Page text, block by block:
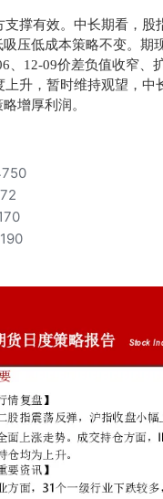
撑有效。中长期看，股
压低成本策略不变。期
、12-09价差负值收窄、
升，暂时维持观望，中
增厚利润。
资格证号：F3050205投资
期指主力合约也呈现全面
业务资格：京证监许可【
均有所流入。消息面上看
上看，国内经济基本继
击，通胀则仍以加速为
幅回升。人民币汇率仍强
善放慢、利多减弱，再通
下降存在利空影响。汇
业盈利预期、外需变动